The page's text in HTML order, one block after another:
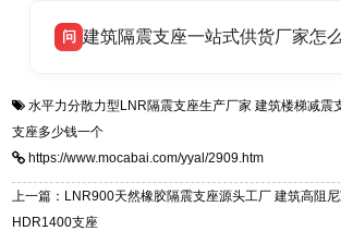
适用于民用住宅隔震工程，实体工
震支座，电话：13323182312，地
区迎宾大街 9 号。
问 建筑隔震支座一站式供货厂家怎
一站式供货厂家，拥有多年行业生
标准生产 LRB/LNR/HDR/FPS 全系
质、检测报告完备，提供选型、深
装指导全套服务，厂址衡水高新区
迎宾大街 9 号，厂家电话：
水平力分散力型LNR隔震支座生产厂家 建筑楼梯减震
支座多少钱一个
https://www.mocabai.com/yyal/2909.htm
上一篇：LNR900天然橡胶隔震支座源头工厂 建筑高阻
HDR1400支座